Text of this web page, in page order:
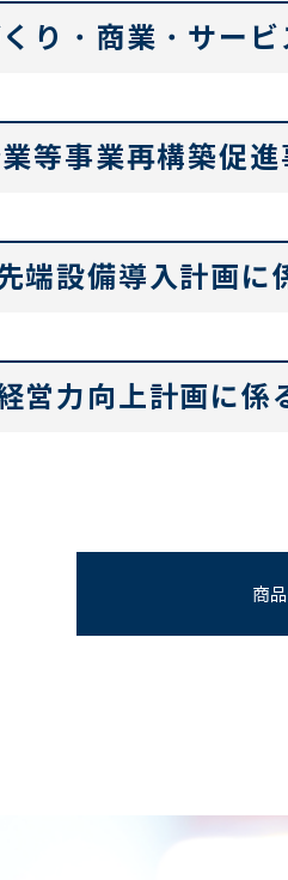
くり・商業・サー
等事業再構築促進
設備導入計画に
力向上計画に係
商